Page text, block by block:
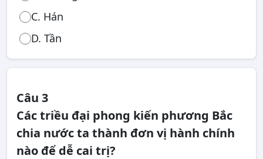
C. Hán
D. Tần
Câu 3
Các triều đại phong kiến phương Bắc
chia nước ta thành đơn vị hành chính
nào để dễ cai trị?